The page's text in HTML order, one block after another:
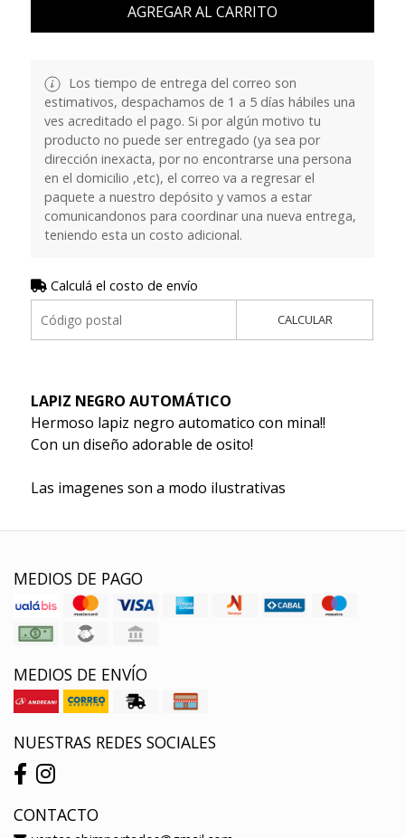
AGREGAR AL CARRITO
Los tiempo de entrega del correo son
estimativos, despachamos de 1 a 5 días hábiles una
ves acreditado el pago. Si por algún motivo tu
producto no puede ser entregado (ya sea por
dirección inexacta, por no encontrarse una persona
en el domicilio ,etc), el correo va a regresar el
paquete a nuestro depósito y vamos a estar
comunicandonos para coordinar una nueva entrega,
teniendo esta un costo adicional.
Calculá el costo de envío
CALCULAR
LAPIZ NEGRO AUTOMÁTICO
Hermoso lapiz negro automatico con mina!!
Con un diseño adorable de osito!
Las imagenes son a modo ilustrativas
MEDIOS DE PAGO
MEDIOS DE ENVÍO
NUESTRAS REDES SOCIALES
CONTACTO